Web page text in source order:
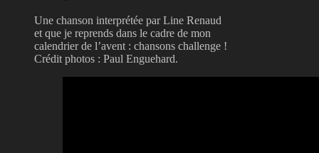
Une chanson interprétée par Line Renaud
et que je reprends dans le cadre de mon
calendrier de l’avent : chansons challenge !
Crédit photos : Paul Enguehard.